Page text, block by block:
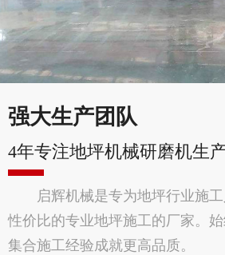
强大生产团队
4年专注地坪机械研磨机生
启辉机械是专为地坪行业施
性价比的专业地坪施工的厂家。始
集合施工经验成就更高品质。